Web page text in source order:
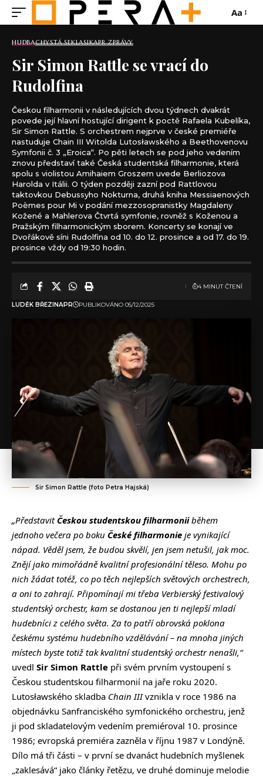
Aa
HUDBACHYSTÁ SEKLASIKAPR ZPRÁVY
Sir Simon Rattle se vrací do
Rudolfina
Českou filharmonii v následujících dvou týdnech dvakrát
povede její hlavní hostující dirigent k poctě Rafaela Kubelíka,
Sir Simon Rattle. S orchestrem nejprve v české premiéře
nastuduje Chain III Witolda Lutosławského a Beethovenovu
Symfonii č. 3 „Eroica“. Po pěti letech se pod jeho vedením
znovu představí také Česká studentská filharmonie, která
spolu s violistou Amihaiem Groszem uvede Berliozova
Harolda v Itálii. O týden později zazní pod Rattlovou
taktovkou Debussyho Nokturna, druhá kniha Messiaenových
Poèmes pour Mi v podání mezzosopranistky Magdaleny
Kožené a Mahlerova Čtvrtá symfonie, rovněž s Koženou a
Pražským filharmonickým sborem. Koncerty se konají ve
Dvořákově síni Rudolfina od 10. do 12. prosince a od 17. do 19.
prosince vždy od 19:30 hodin.
LUDĚK BŘEZINAPR PUBLIKOVÁNO 05/12/2025
4 MINUT ČTENÍ
Sir Simon Rattle (foto Petra Hajská)
„Představit Českou studentskou filharmoniiběhem
jednoho večera po boku České filharmonie je vynikající
nápad. Věděl jsem, že budou skvělí, jen jsem netušil, jak moc.
Znějí jako mimořádně kvalitní profesionální těleso. Mohu po
nich žádat totéž, co po těch nejlepších světových orchestrech,
a oni to zahrají. Připomínají mi třeba Verbierský festivalový
studentský orchestr, kam se dostanou jen ti nejlepší mladí
hudebníci z celého světa. Za to patří obrovská poklona
českému systému hudebního vzdělávání – na mnoha jiných
místech byste totiž tak kvalitní studentský orchestr nenašli,“
uvedl Sir Simon Rattle při svém prvním vystoupení s
Českou studentskou filharmonií na jaře roku 2020.
Lutosławského skladba Chain IIIvznikla v roce 1986 na
objednávku Sanfranciského symfonického orchestru, jenž
ji pod skladatelovým vedením premiéroval 10. prosince
1986; evropská premiéra zazněla v říjnu 1987 v Londýně.
Dílo má tři části – v první se dvanáct hudebních myšlenek
„zaklesává“ jako články řetězu, ve druhé dominuje melodie